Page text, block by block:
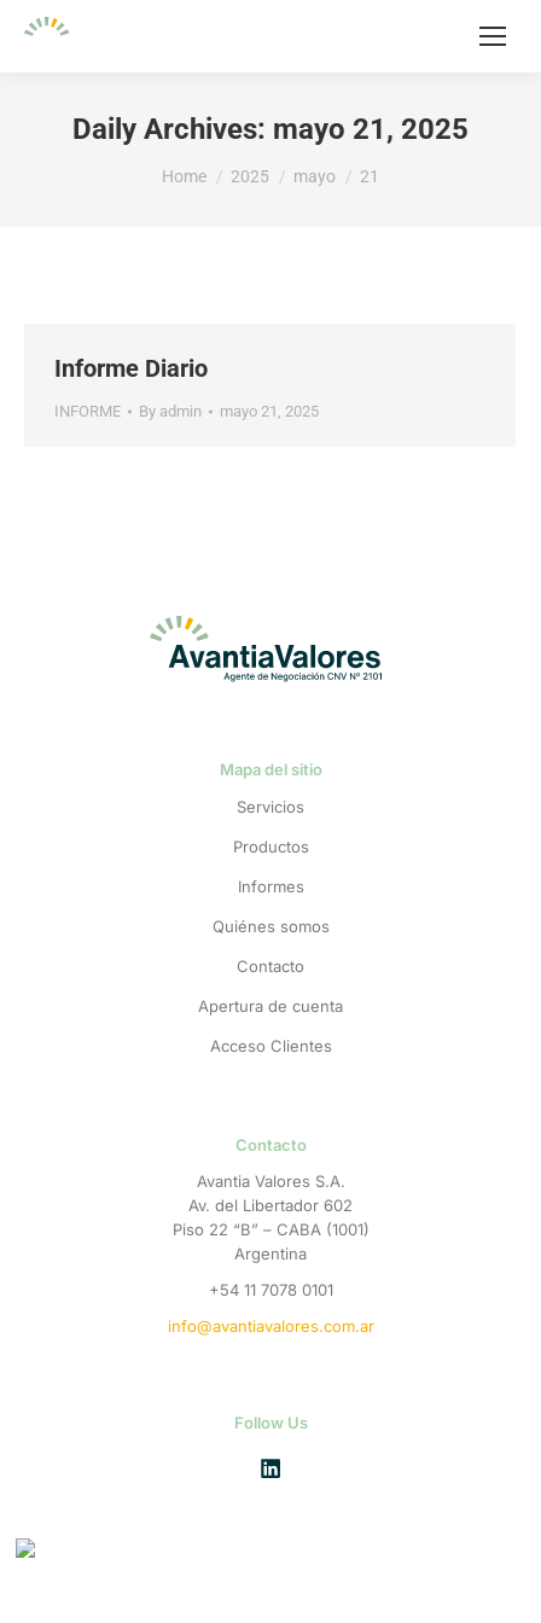
Daily Archives: mayo 21, 2025
You are here:
Home 2025 mayo 21
Informe Diario
INFORME By admin mayo 21, 2025
Mapa del sitio
Servicios
Productos
Informes
Quiénes somos
Contacto
Apertura de cuenta
Acceso Clientes
Contacto
Avantia Valores S.A.
Av. del Libertador 602
Piso 22 “B” – CABA (1001)
Argentina
+54 11 7078 0101
info@avantiavalores.com.ar
Follow Us